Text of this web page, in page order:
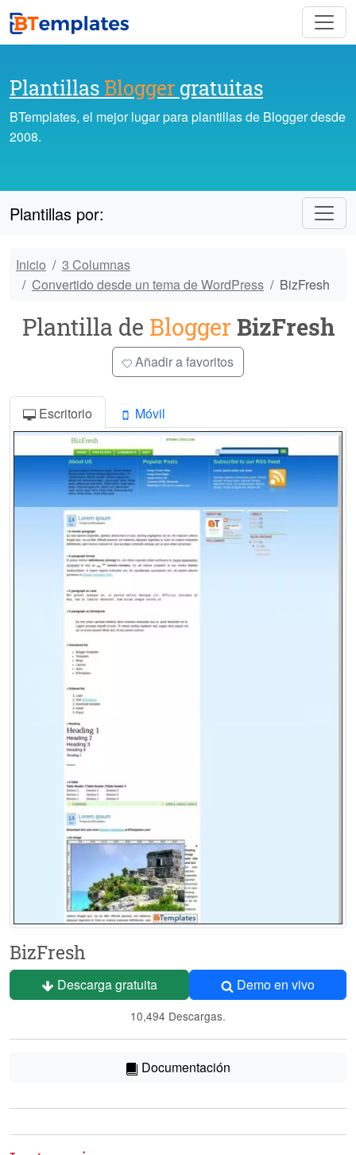
Plantillas Blogger gratuitas
BTemplates, el mejor lugar para plantillas de Blogger desde
2008.
Plantillas por:
Inicio
3 Columnas
Convertido desde un tema de WordPress
BizFresh
Plantilla de BloggerBizFresh
Añadir a favoritos
BizFresh
Descarga gratuita Demo en vivo
10,494 Descargas.
Documentación
Escritorio Móvil